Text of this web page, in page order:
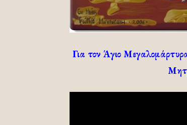
Για τον Άγιο Μεγαλομάρτυρα